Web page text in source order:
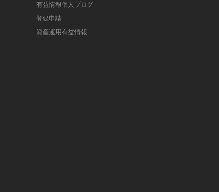
有益情報個人ブログ
登録申請
資産運用有益情報